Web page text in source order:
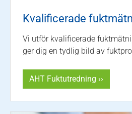
Kvalificerade
Vi utför kvalificerade
ger dig en tydlig bild av
AHT Fuktutredning ››